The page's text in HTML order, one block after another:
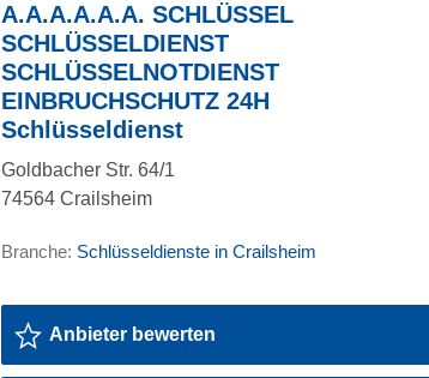
A.A.A.A.A.A. SCHLÜSSEL
SCHLÜSSELDIENST
SCHLÜSSELNOTDIENST
EINBRUCHSCHUTZ 24H
Schlüsseldienst
Goldbacher Str. 64/1
74564 Crailsheim
Branche: Schlüsseldienste in Crailsheim
Anbieter bewerten